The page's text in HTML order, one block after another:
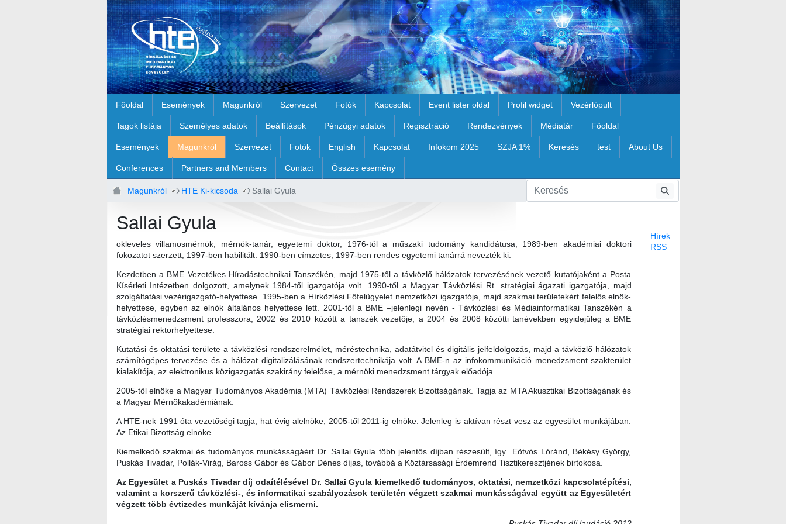
Főoldal Események Magunkról Szervezet Fotók Kapcsolat Event lister oldal Profil widget Vezérlőpult
Tagok listája Személyes adatok Beállítások Pénzügyi adatok Regisztráció Rendezvények Médiatár Főoldal
Események Magunkról Szervezet Fotók English Kapcsolat Infokom 2025 SZJA 1% Keresés test About Us
Conferences Partners and Members Contact Összes esemény
Magunkról HTE Ki-kicsoda Sallai Gyula
Sallai Gyula
okleveles villamosmérnök, mérnök-tanár, egyetemi doktor, 1976-tól a műszaki tudomány kandidátusa, 1989-ben akadémiai doktori
fokozatot szerzett, 1997-ben habilitált. 1990-ben címzetes, 1997-ben rendes egyetemi tanárrá nevezték ki.
Kezdetben a BME Vezetékes Híradástechnikai Tanszékén, majd 1975-től a távközlő hálózatok tervezésének vezető kutatójaként a Posta
Kísérleti Intézetben dolgozott, amelynek 1984-től igazgatója volt. 1990-től a Magyar Távközlési Rt. stratégiai ágazati igazgatója, majd
szolgáltatási vezérigazgató-helyettese. 1995-ben a Hírközlési Főfelügyelet nemzetközi igazgatója, majd szakmai területekért felelős elnök-
helyettese, egyben az elnök általános helyettese lett. 2001-től a BME –jelenlegi nevén - Távközlési és Médiainformatikai Tanszékén a
távközlésmenedzsment professzora, 2002 és 2010 között a tanszék vezetője, a 2004 és 2008 közötti tanévekben egyidejűleg a BME
stratégiai rektorhelyettese.
Kutatási és oktatási területe a távközlési rendszerelmélet, méréstechnika, adatátvitel és digitális jelfeldolgozás, majd a távközlő hálózatok
számítógépes tervezése és a hálózat digitalizálásának rendszertechnikája volt. A BME-n az infokommunikáció menedzsment szakterület
kialakítója, az elektronikus közigazgatás szakirány felelőse, a mérnöki menedzsment tárgyak előadója.
2005-től elnöke a Magyar Tudományos Akadémia (MTA) Távközlési Rendszerek Bizottságának. Tagja az MTA Akusztikai Bizottságának és
a Magyar Mérnökakadémiának.
A HTE-nek 1991 óta vezetőségi tagja, hat évig alelnöke, 2005-től 2011-ig elnöke. Jelenleg is aktívan részt vesz az egyesület munkájában.
Az Etikai Bizottság elnöke.
Kiemelkedő szakmai és tudományos munkásságáért Dr. Sallai Gyula több jelentős díjban részesült, így Eötvös Lóránd, Békésy György,
Puskás Tivadar, Pollák-Virág, Baross Gábor és Gábor Dénes díjas, továbbá a Köztársasági Érdemrend Tisztikeresztjének birtokosa.
Az Egyesület a Puskás Tivadar díj odaítélésével Dr. Sallai Gyula kiemelkedő tudományos, oktatási, nemzetközi kapcsolatépítési,
valamint a korszerű távközlési-, és informatikai szabályozások területén végzett szakmai munkásságával együtt az Egyesületért
végzett több évtizedes munkáját kívánja elismerni.
Hírek
RSS